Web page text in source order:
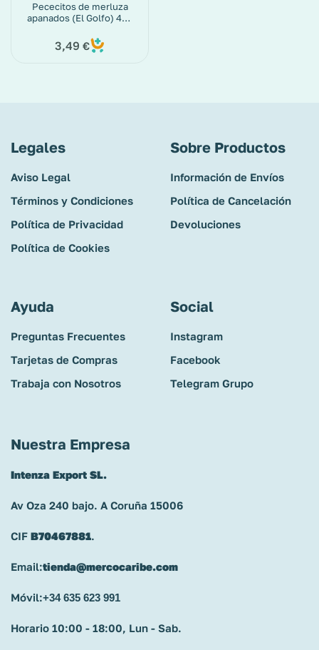
Pececitos de merluza
apanados (El Golfo) 400
3,49 €
Legales
Aviso Legal
Términos y Condiciones
Política de Privacidad
Política de Cookies
Sobre Productos
Información de Envíos
Política de Cancelación
Devoluciones
Ayuda
Preguntas Frecuentes
Tarjetas de Compras
Trabaja con Nosotros
Social
Instagram
Facebook
Telegram Grupo
Nuestra Empresa
Intenza Export SL.
Av Oza 240 bajo. A Coruña 15006
CIF B70467881.
Email:tienda@mercocaribe.com
Móvil:+34 635 623 991
Horario 10:00 - 18:00, Lun - Sab.